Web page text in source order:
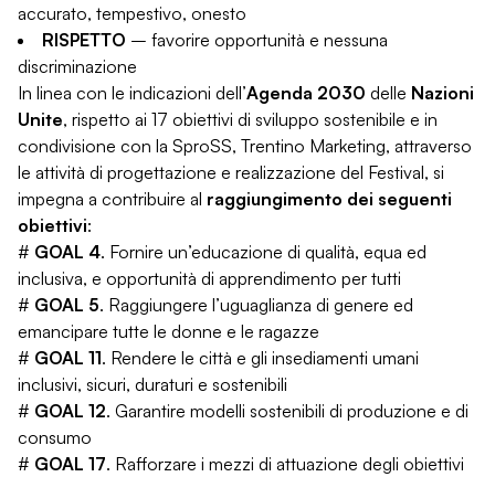
accurato, tempestivo, onesto
RISPETTO – favorire opportunità e nessuna
discriminazione
In linea con le indicazioni dell’Agenda 2030 delle Nazioni
Unite, rispetto ai 17 obiettivi di sviluppo sostenibile e in
condivisione con la SproSS, Trentino Marketing, attraverso
le attività di progettazione e realizzazione del Festival, si
impegna a contribuire al raggiungimento dei seguenti
obiettivi:
# GOAL 4. Fornire un’educazione di qualità, equa ed
inclusiva, e opportunità di apprendimento per tutti
# GOAL 5. Raggiungere l’uguaglianza di genere ed
emancipare tutte le donne e le ragazze
# GOAL 11. Rendere le città e gli insediamenti umani
inclusivi, sicuri, duraturi e sostenibili
# GOAL 12. Garantire modelli sostenibili di produzione e di
consumo
# GOAL 17. Rafforzare i mezzi di attuazione degli obiettivi